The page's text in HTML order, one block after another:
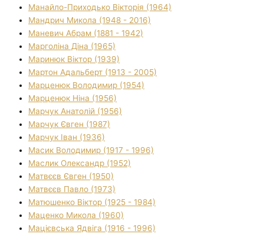
Манайло-Приходько Вікторія (1964)
Мандрич Микола (1948 - 2016)
Маневич Абрам (1881 - 1942)
Марголіна Діна (1965)
Маринюк Віктор (1939)
Мартон Адальберт (1913 - 2005)
Марценюк Володимир (1954)
Марценюк Ніна (1956)
Марчук Анатолій (1956)
Марчук Євген (1987)
Марчук Іван (1936)
Масик Володимир (1917 - 1996)
Маслик Олександр (1952)
Матвєєв Євген (1950)
Матвєєв Павло (1973)
Матюшенко Віктор (1925 - 1984)
Маценко Микола (1960)
Мацієвська Ядвіга (1916 - 1996)